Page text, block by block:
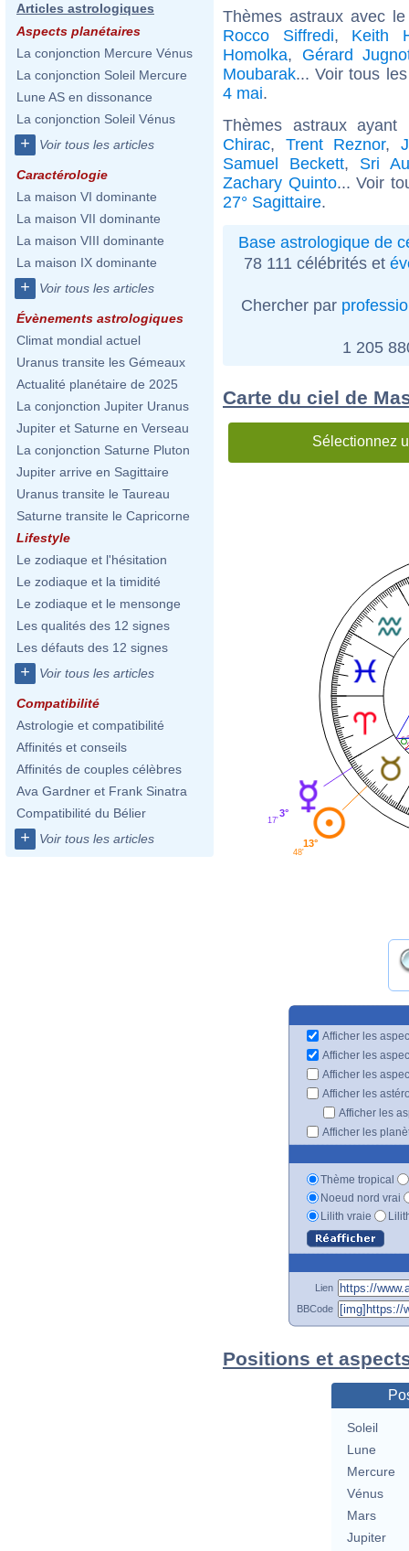
Articles astrologiques
Aspects planétaires
La conjonction Mercure Vénus
La conjonction Soleil Mercure
Lune AS en dissonance
La conjonction Soleil Vénus
+ Voir tous les articles
Caractérologie
La maison VI dominante
La maison VII dominante
La maison VIII dominante
La maison IX dominante
+ Voir tous les articles
Évènements astrologiques
Climat mondial actuel
Uranus transite les Gémeaux
Actualité planétaire de 2025
La conjonction Jupiter Uranus
Jupiter et Saturne en Verseau
La conjonction Saturne Pluton
Jupiter arrive en Sagittaire
Uranus transite le Taureau
Saturne transite le Capricorne
Lifestyle
Le zodiaque et l'hésitation
Le zodiaque et la timidité
Le zodiaque et le mensonge
Les qualités des 12 signes
Les défauts des 12 signes
+ Voir tous les articles
Compatibilité
Astrologie et compatibilité
Affinités et conseils
Affinités de couples célèbres
Ava Gardner et Frank Sinatra
Compatibilité du Bélier
+ Voir tous les articles
Thèmes astraux avec
Rocco Siffredi, Keith
Homolka, Gérard
Moubarak... Voir tous
4 mai.
Thèmes astraux
Chirac, Trent Reznor,
Samuel Beckett, Sri
Zachary Quinto... Voir
27° Sagittaire.
Base astrologique de
78 111 célébrités et
Chercher par
1 205
Carte du ciel de
Sélectionnez
3°
17'
13°
48'
Afficher les
Afficher les
Afficher les
Afficher les
Afficher les
Afficher les
Thème tropical
Noeud nord vrai
Lilith vraie
Lien
BBCode
Positions et
Soleil
Lune
Mercure
Vénus
Mars
Jupiter